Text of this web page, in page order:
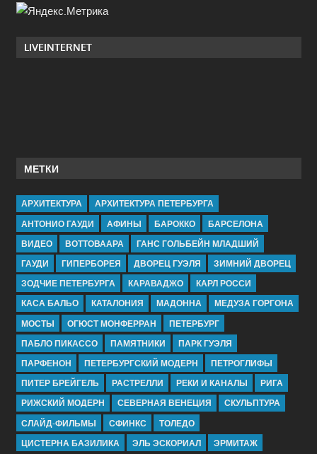
LIVEINTERNET
МЕТКИ
АРХИТЕКТУРА
АРХИТЕКТУРА ПЕТЕРБУРГА
АНТОНИО ГАУДИ
АФИНЫ БАРОККО
БАРСЕЛОНА
ВИДЕО
ВОТТОВААРА
ГАНС ГОЛЬБЕЙН МЛАДШИЙ
ГАУДИ
ГИПЕРБОРЕЯ ДВОРЕЦ ГУЭЛЯ
ЗИМНИЙ ДВОРЕЦ
ЗОДЧИЕ ПЕТЕРБУРГА
КАРАВАДЖО
КАРЛ РОССИ
КАСА БАЛЬО
КАТАЛОНИЯ МАДОННА
МЕДУЗА ГОРГОНА
МОСТЫ
ОГЮСТ МОНФЕРРАН
ПЕТЕРБУРГ
ПАБЛО ПИКАССО
ПАМЯТНИКИ
ПАРК ГУЭЛЯ
ПАРФЕНОН
ПЕТЕРБУРГСКИЙ МОДЕРН
ПЕТРОГЛИФЫ
ПИТЕР БРЕЙГЕЛЬ
РАСТРЕЛЛИ РЕКИ И КАНАЛЫ
РИГА
РИЖСКИЙ МОДЕРН
СЕВЕРНАЯ ВЕНЕЦИЯ
СКУЛЬПТУРА
СЛАЙД-ФИЛЬМЫ
СФИНКС
ТОЛЕДО
ЦИСТЕРНА БАЗИЛИКА
ЭЛЬ ЭСКОРИАЛ ЭРМИТАЖ